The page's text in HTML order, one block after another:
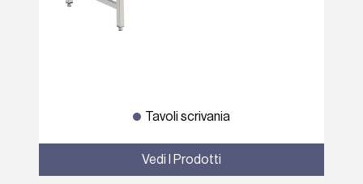
Tavoli scrivania
Vedi I Prodotti